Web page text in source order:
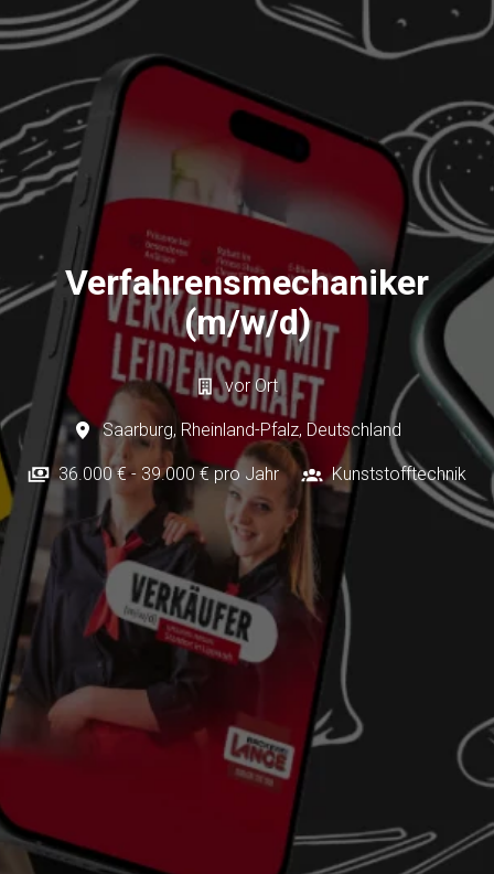
Verfahrensmechaniker
(m/w/d)
vor Ort
Saarburg, Rheinland-Pfalz, Deutschland
36.000 € - 39.000 € pro Jahr Kunststofftechnik